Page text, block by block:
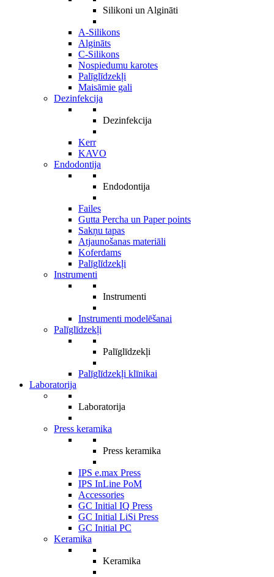
Silikoni un Algināti
A-Silikons
Algināts
C-Silikons
Nospiedumu karotes
Palīglīdzekļi
Maisāmie gali
Dezinfekcija
Dezinfekcija
Kerr
KAVO
Endodontija
Endodontija
Failes
Gutta Percha un Paper points
Sakņu tapas
Atjaunošanas materiāli
Koferdams
Palīglīdzekļi
Instrumenti
Instrumenti
Instrumenti modelēšanai
Palīglīdzekļi
Palīglīdzekļi
Palīglīdzekļi klīnikai
Laboratorija
Laboratorija
Press keramika
Press keramika
IPS e.max Press
IPS InLine PoM
Accessories
GC Initial IQ Press
GC Initial LiSi Press
GC Initial PC
Keramika
Keramika